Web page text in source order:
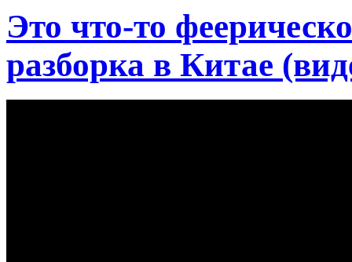
Это что-то
разборка в Китае